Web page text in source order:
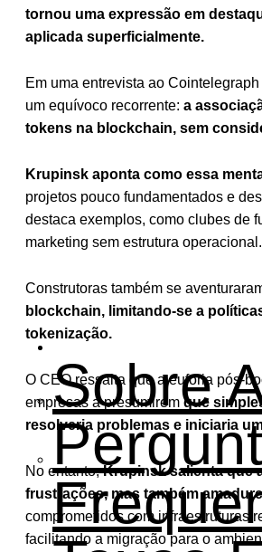
Sobre
tornou uma expressão em
aplicada superficialmente.
Em uma entrevista ao
um equívoco recorrente: a
tokens na blockchain, sem
Krupinsk aponta como essa
projetos pouco fundamentados e
destaca exemplos, como clubes de
marketing sem estrutura operacional.
Construtoras também se
blockchain, limitando-se a
tokenização.
O CEO ressalta que a euforia pós-
empresas a presumiremque
resolveria problemas e iniciaria
No entanto,Krupinsk salienta que
frustrações, mas também
comprometidos com infraestruturas
facilitando a migração para o